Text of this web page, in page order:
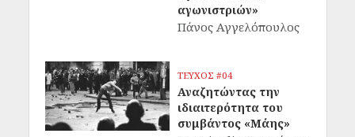
αγωνιστριών»
Πάνος Αγγελόπουλος
ΤΕΥΧΟΣ #04
Αναζητώντας την
ιδιαιτερότητα του
συμβάντος «Μάης»